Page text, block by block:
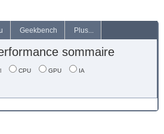
Geekbench Plus...
sommaire
CPU GPU IA